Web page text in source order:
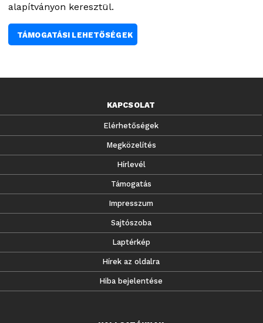
alapítványon keresztül.
TÁMOGATÁSI LEHETŐSÉGEK
KAPCSOLAT
Elérhetőségek
Megközelítés
Hírlevél
Támogatás
Impresszum
Sajtószoba
Laptérkép
Hírek az oldalra
Hiba bejelentése